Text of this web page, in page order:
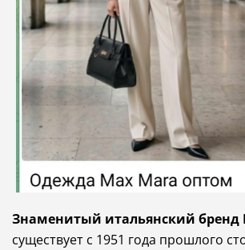
Знаменитый итальянский бренд
существует с 1951 года прошлого